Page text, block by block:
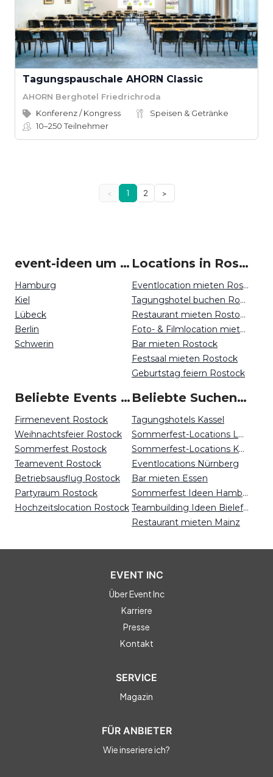
Tagungspauschale AHORN Classic
AHORN Berghotel Friedrichroda
Konferenz / Kongress
Speisen & Getränke
10–250Teilnehmer
< 1 2 >
event-ideen um Rostock
Hamburg
Kiel
Lübeck
Berlin
Schwerin
Locations in Rostock mieten
Eventlocation mieten Rostock
Tagungshotel buchen Rostock
Restaurant mieten Rostock
Foto- & Filmlocation mieten Rostock
Bar mieten Rostock
Festsaal mieten Rostock
Geburtstag feiern Rostock
Beliebte Events in Rostock
Firmenevent Rostock
Weihnachtsfeier Rostock
Sommerfest Rostock
Teamevent Rostock
Betriebsausflug Rostock
Partyraum Rostock
Hochzeitslocation Rostock
Beliebte Suchen auf Event Inc
Tagungshotels Kassel
Sommerfest-Locations Leipzig
Sommerfest-Locations Kassel
Eventlocations Nürnberg
Bar mieten Essen
Sommerfest Ideen Hamburg
Teambuilding Ideen Bielefeld
Restaurant mieten Mainz
EVENT INC
Über Event Inc
Karriere
Presse
Kontakt
SERVICE
Magazin
FÜR ANBIETER
Wie inseriere ich?